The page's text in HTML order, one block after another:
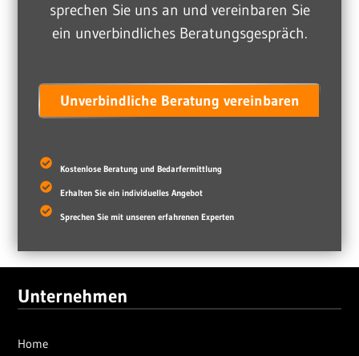
sprechen Sie uns an und vereinbaren Sie
ein unverbindliches Beratungsgespräch.
Unverbindliche Beratung vereinbaren
Kostenlose Beratung und Bedarfermittlung
Erhalten Sie ein individuelles Angebot
Sprechen Sie mit unseren erfahrenen Experten
Unternehmen
Home